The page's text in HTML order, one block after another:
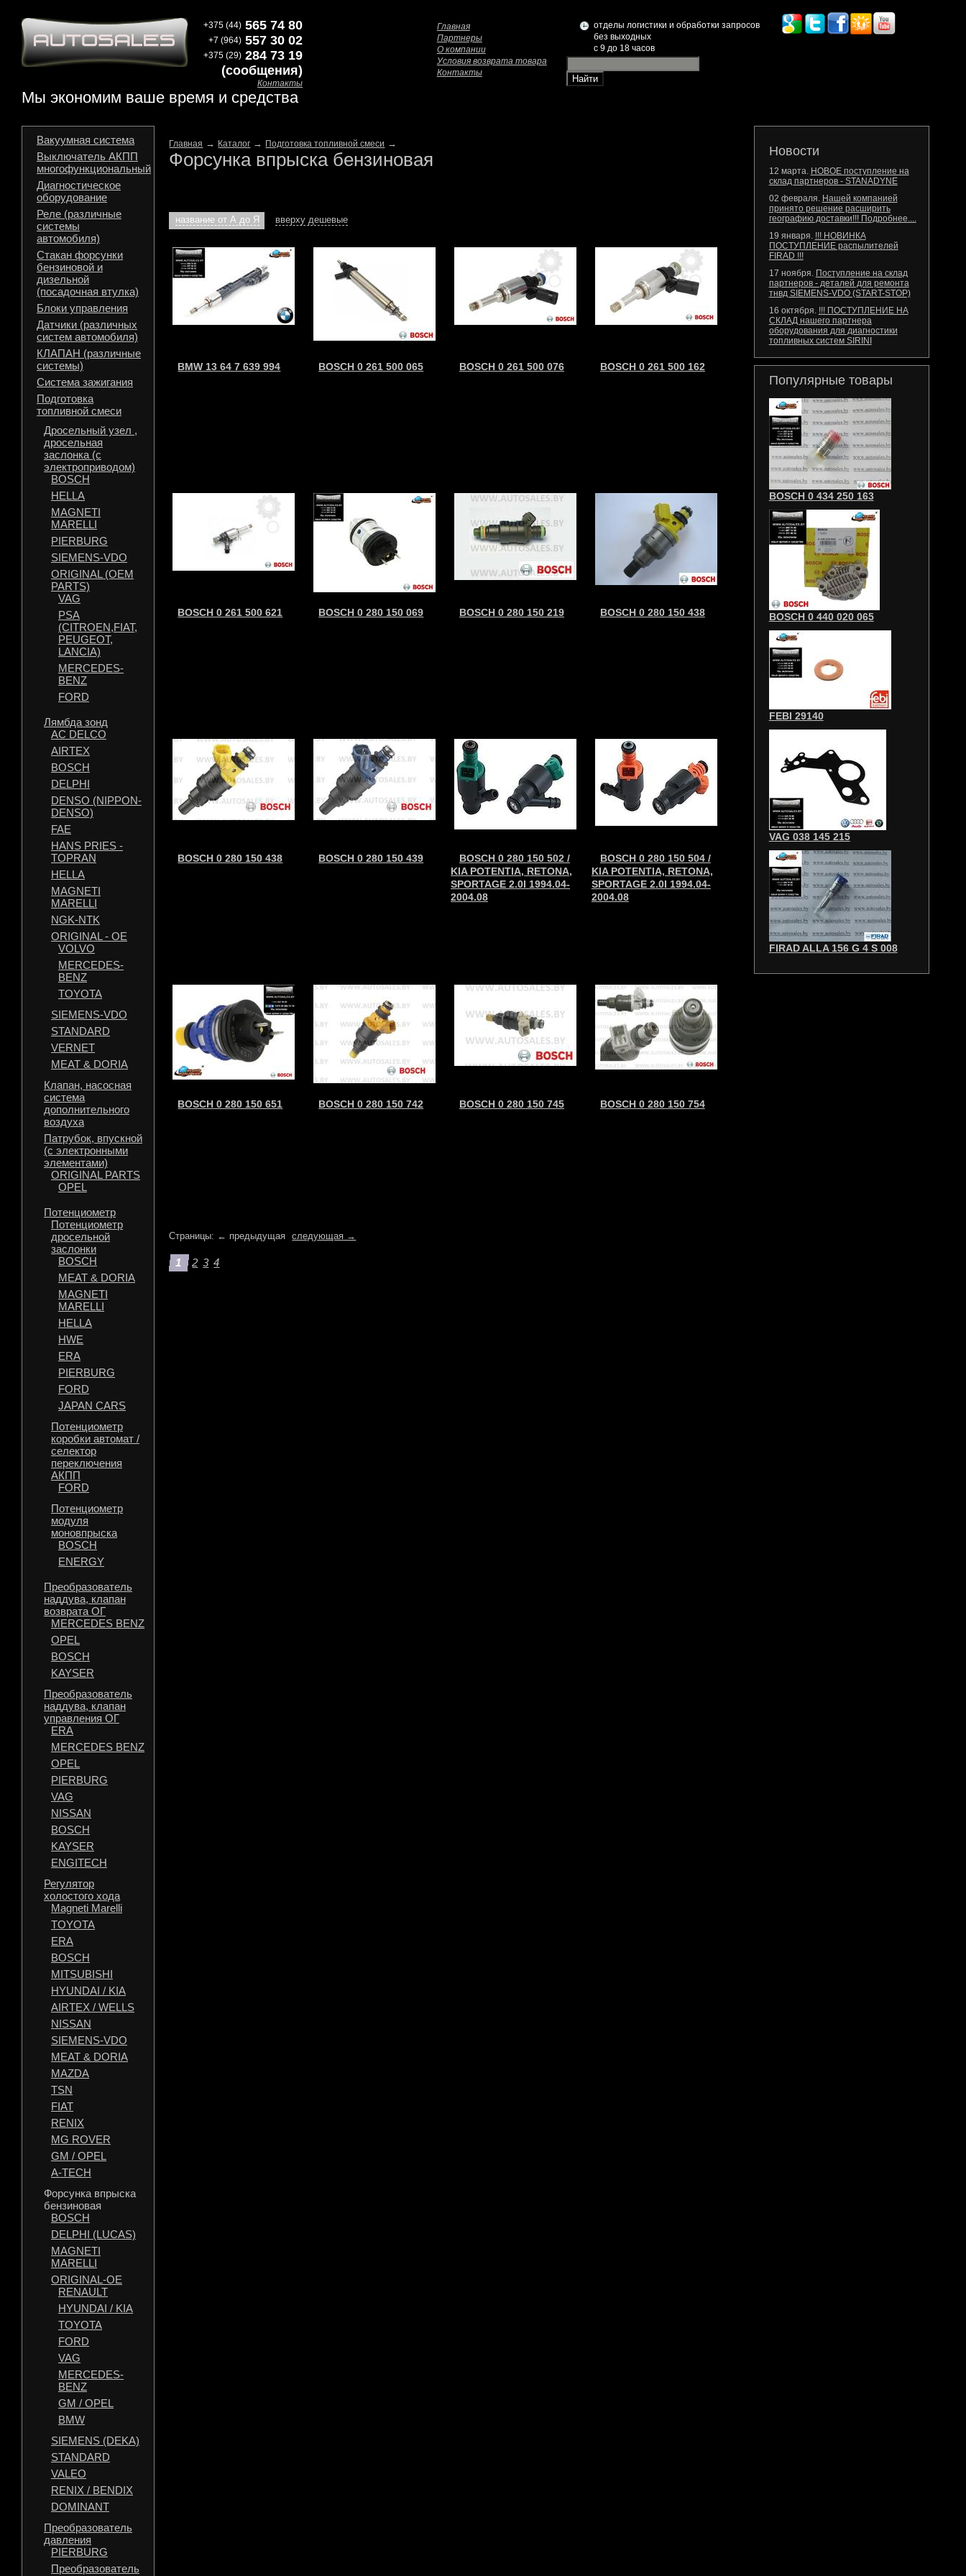
Мы экономим ваше время и средства
+375 (44) 565 74 80
+7 (964) 557 30 02
+375 (29) 284 73 19
(сообщения)
Контакты
Главная
Партнеры
О компании
Условия возврата товара
Контакты
отделы логистики и обработки запросов
без выходных
c 9 до 18 часов
Вакуумная система
Выключатель АКПП
многофункциональный
Диагностическое
оборудование
Реле (различные
системы
автомобиля)
Стакан форсунки
бензиновой и
дизельной
(посадочная втулка)
Блоки управления
Датчики (различных
систем автомобиля)
КЛАПАН (различные
системы)
Система зажигания
Подготовка
топливной смеси
Дросельный узел ,
дросельная
заслонка (с
электроприводом)
BOSCH
HELLA
MAGNETI
MARELLI
PIERBURG
SIEMENS-VDO
ORIGINAL (OEM
PARTS)
VAG
PSA
(CITROEN,FIAT,
PEUGEOT,
LANCIA)
MERCEDES-
BENZ
FORD
Лямбда зонд
AC DELCO
AIRTEX
BOSCH
DELPHI
DENSO (NIPPON-
DENSO)
FAE
HANS PRIES -
TOPRAN
HELLA
MAGNETI
MARELLI
NGK-NTK
ORIGINAL - OE
VOLVO
MERCEDES-
BENZ
TOYOTA
SIEMENS-VDO
STANDARD
VERNET
MEAT & DORIA
Клапан, насосная
система
дополнительного
воздуха
Патрубок, впускной
(с электронными
элементами)
ORIGINAL PARTS
OPEL
Потенциометр
Потенциометр
дросельной
заслонки
BOSCH
MEAT & DORIA
MAGNETI
MARELLI
HELLA
HWE
ERA
PIERBURG
FORD
JAPAN CARS
Потенциометр
коробки автомат /
селектор
переключения
АКПП
FORD
Потенциометр
модуля
моновпрыска
BOSCH
ENERGY
Преобразователь
наддува, клапан
возврата ОГ
MERCEDES BENZ
OPEL
BOSCH
KAYSER
Преобразователь
наддува, клапан
управления ОГ
ERA
MERCEDES BENZ
OPEL
PIERBURG
VAG
NISSAN
BOSCH
KAYSER
ENGITECH
Регулятор
холостого хода
Magneti Marelli
TOYOTA
ERA
BOSCH
MITSUBISHI
HYUNDAI / KIA
AIRTEX / WELLS
NISSAN
SIEMENS-VDO
MEAT & DORIA
MAZDA
TSN
FIAT
RENIX
MG ROVER
GM / OPEL
A-TECH
Форсунка впрыска
бензиновая
BOSCH
DELPHI (LUCAS)
MAGNETI
MARELLI
ORIGINAL-OE
RENAULT
HYUNDAI / KIA
TOYOTA
FORD
VAG
MERCEDES-
BENZ
GM / OPEL
BMW
SIEMENS (DEKA)
STANDARD
VALEO
RENIX / BENDIX
DOMINANT
Преобразователь
давления
PIERBURG
Преобразователь
Главная → Каталог → Подготовка топливной смеси →
Форсунка впрыска бензиновая
название от А до Я вверху дешевые
BMW 13 64 7 639 994 BOSCH 0 261 500 065 BOSCH 0 261 500 076 BOSCH 0 261 500 162
BOSCH 0 261 500 621 BOSCH 0 280 150 069 BOSCH 0 280 150 219 BOSCH 0 280 150 438
BOSCH 0 280 150 438 BOSCH 0 280 150 439
BOSCH 0 280 150 502 /
KIA POTENTIA, RETONA,
SPORTAGE 2.0I 1994.04-
2004.08
BOSCH 0 280 150 504 /
KIA POTENTIA, RETONA,
SPORTAGE 2.0I 1994.04-
2004.08
BOSCH 0 280 150 651 BOSCH 0 280 150 742 BOSCH 0 280 150 745 BOSCH 0 280 150 754
Страницы: ← предыдущая следующая →
1 2 3 4
Новости
12 марта. НОВОЕ поступление на
склад партнеров - STANADYNE
02 февраля. Нашей компанией
принято решение расширить
географию доставки!!! Подробнее....
19 января. !!! НОВИНКА
ПОСТУПЛЕНИЕ распылителей
FIRAD !!!
17 ноября. Поступление на склад
партнеров - деталей для ремонта
тнвд SIEMENS-VDO (START-STOP)
16 октября. !!! ПОСТУПЛЕНИЕ НА
СКЛАД нашего партнера
оборудования для диагностики
топливных систем SIRINI
Популярные товары
BOSCH 0 434 250 163
BOSCH 0 440 020 065
FEBI 29140
VAG 038 145 215
FIRAD ALLA 156 G 4 S 008